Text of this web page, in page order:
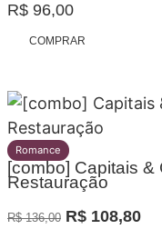
R$ 96,00
COMPRAR
Romance
[combo] Capitais
Restauração
R$136,00 O
R$ 108,80O